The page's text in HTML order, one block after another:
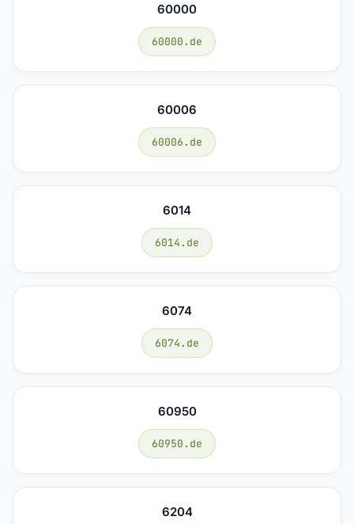
60000
60000.de
60006
60006.de
6014
6014.de
6074
6074.de
60950
60950.de
6204